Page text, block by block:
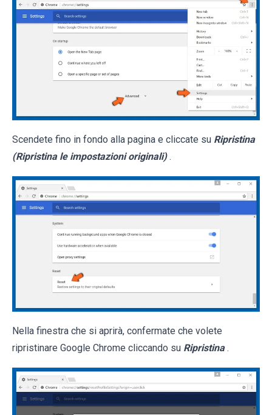
Scendete fino in fondo alla pagina e cliccate su Ripristina
(Ripristina le impostazioni originali) .
Nella finestra che si aprirà, confermate che volete
ripristinare Google Chrome cliccando su Ripristina .